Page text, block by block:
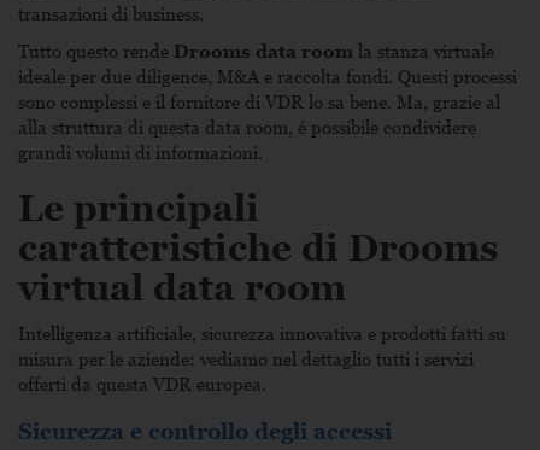
transazioni di business.
Tutto questo rende Drooms data room la stanza virtuale
ideale per due diligence, M&A e raccolta fondi. Questi processi
sono complessi e il fornitore di VDR lo sa bene. Ma, grazie al
alla struttura di questa data room, é possibile condividere
grandi volumi di informazioni.
Le principali
caratteristiche di Drooms
virtual data room
Intelligenza artificiale, sicurezza innovativa e prodotti fatti su
misura per le aziende: vediamo nel dettaglio tutti i servizi
offerti da questa VDR europea.
Sicurezza e controllo degli accessi